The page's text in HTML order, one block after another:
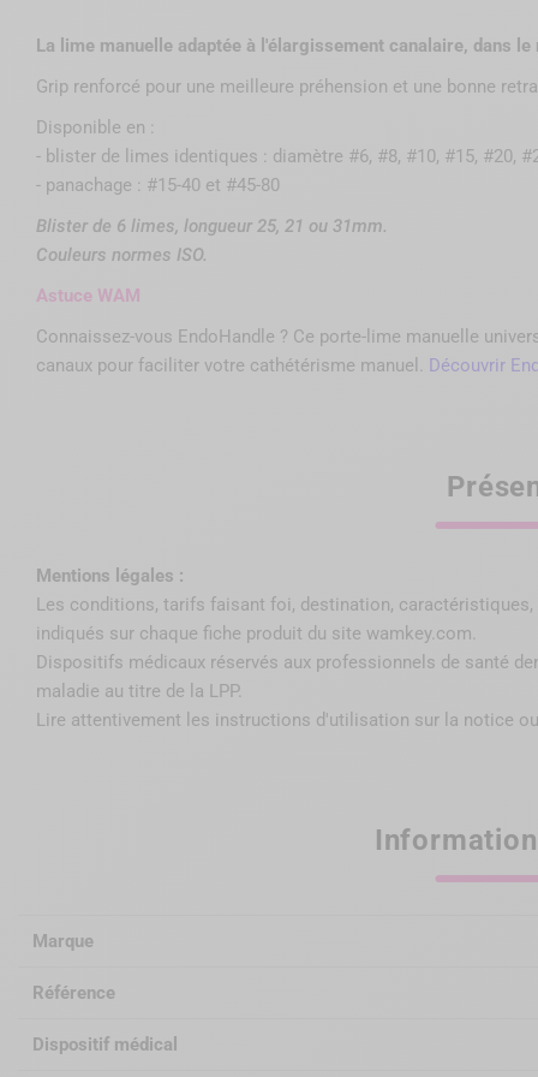
La lime manuelle adaptée à l'élargissement canalaire, dans
Grip renforcé pour une meilleure préhension et une bonne
Disponible en :
- blister de limes identiques : diamètre #6, #8, #10, #15, #20,
- panachage : #15-40 et #45-80
Blister de 6 limes, longueur 25, 21 ou 31mm.
Couleurs normes ISO.
Astuce WAM
Connaissez-vous EndoHandle ? Ce porte-lime manuelle
canaux pour faciliter votre cathétérisme manuel. Découvrir
Mentions légales :
Les conditions, tarifs faisant foi, destination,
indiqués sur chaque fiche produit du site wamkey.com.
Dispositifs médicaux réservés aux professionnels de santé
maladie au titre de la LPP.
Lire attentivement les instructions d'utilisation sur la notice
Marque
Référence
Dispositif médical